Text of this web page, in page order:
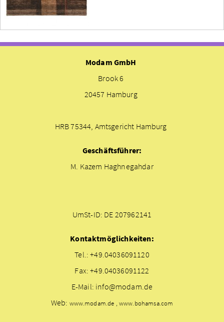
Modam GmbH
Brook 6
20457 Hamburg
HRB 75344, Amtsgericht Hamburg
Geschäftsführer:
M. Kazem Haghnegahdar
UmSt-ID: DE 207962141
Kontaktmöglichkeiten:
Tel.: +49.04036091120
Fax: +49.04036091122
E-Mail: info@modam.de
Web: www.modam.de , www.bohamsa.com